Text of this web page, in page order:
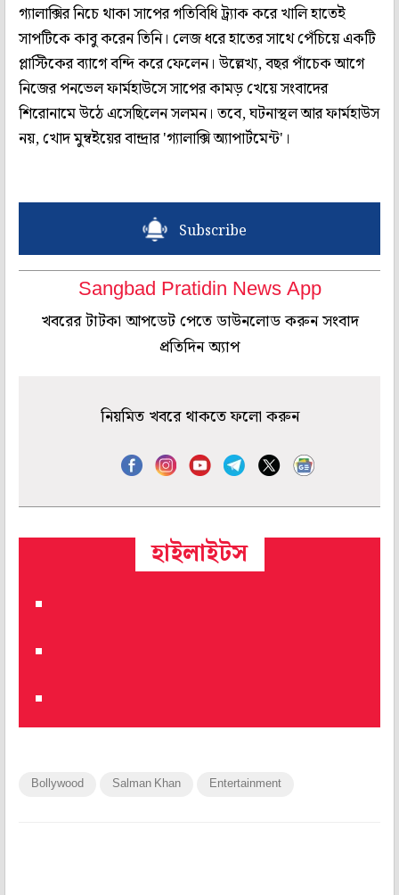
গ্যালাক্সির নিচে থাকা সাপের গতিবিধি ট্র্যাক করে খালি হাতেই
সাপটিকে কাবু করেন তিনি। লেজ ধরে হাতের সাথে পেঁচিয়ে একটি
প্লাস্টিকের ব্যাগে বন্দি করে ফেলেন। উল্লেখ্য, বছর পাঁচেক আগে
নিজের পনভেল ফার্মহাউসে সাপের কামড় খেয়ে সংবাদের
শিরোনামে উঠে এসেছিলেন সলমন। তবে, ঘটনাস্থল আর ফার্মহাউস
নয়, খোদ মুম্বইয়ের বান্দ্রার 'গ্যালাক্সি অ্যাপার্টমেন্ট'।
Subscribe
Sangbad Pratidin News App
খবরের টাটকা আপডেট পেতে ডাউনলোড করুন সংবাদ
প্রতিদিন অ্যাপ
নিয়মিত খবরে থাকতে ফলো করুন
হাইলাইটস
Bollywood Salman Khan Entertainment